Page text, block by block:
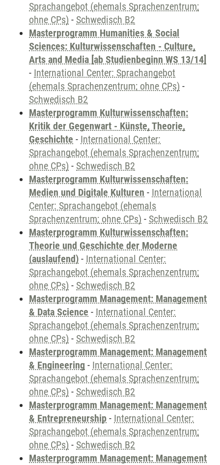
Sprachangebot (ehemals Sprachenzentrum;
ohne CPs) - Schwedisch B2
Masterprogramm Humanities & Social
Sciences: Kulturwissenschaften - Culture,
Arts and Media [ab Studienbeginn WS 13/14]
- International Center: Sprachangebot
(ehemals Sprachenzentrum; ohne CPs) -
Schwedisch B2
Masterprogramm Kulturwissenschaften:
Kritik der Gegenwart - Künste, Theorie,
Geschichte - International Center:
Sprachangebot (ehemals Sprachenzentrum;
ohne CPs) - Schwedisch B2
Masterprogramm Kulturwissenschaften:
Medien und Digitale Kulturen - International
Center: Sprachangebot (ehemals
Sprachenzentrum; ohne CPs) - Schwedisch B2
Masterprogramm Kulturwissenschaften:
Theorie und Geschichte der Moderne
(auslaufend) - International Center:
Sprachangebot (ehemals Sprachenzentrum;
ohne CPs) - Schwedisch B2
Masterprogramm Management: Management
& Data Science - International Center:
Sprachangebot (ehemals Sprachenzentrum;
ohne CPs) - Schwedisch B2
Masterprogramm Management: Management
& Engineering - International Center:
Sprachangebot (ehemals Sprachenzentrum;
ohne CPs) - Schwedisch B2
Masterprogramm Management: Management
& Entrepreneurship - International Center:
Sprachangebot (ehemals Sprachenzentrum;
ohne CPs) - Schwedisch B2
Masterprogramm Management: Management